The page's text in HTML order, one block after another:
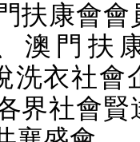
扶康會會
澳門扶
洗衣社會
界社會賢